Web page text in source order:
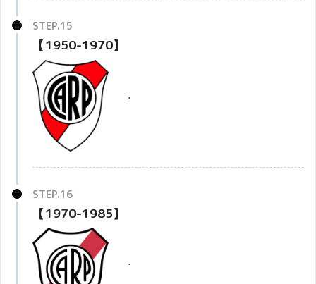
【1950-1970】
・
【1970-1985】
・